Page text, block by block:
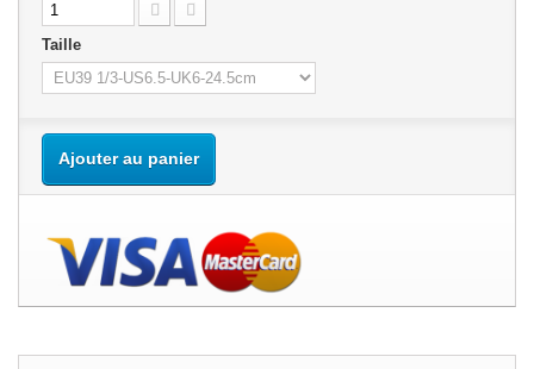
Taille
Ajouter au panier